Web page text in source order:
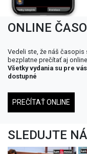
ONLINE
Vedeli ste, že náš časopis
bezplatne prečítať aj
Všetky vydania su pre vás
dostupné
PREČÍTAŤ ONLINE
SLEDUJTE